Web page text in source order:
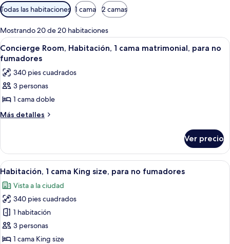
Filtros
disponibles
para
las
habitaciones
Todas las habitaciones 1 cama 2 camas
Mostrando 20 de 20 habitaciones
Abrir
todas
las
fotos
de
Concierge
Room,
cama
matrimonial,
para
no
fumadores
Habitación de hotel con una cama
19
Concierge Room, Habitación, 1 cama matrimonial, para no
fumadores
340 pies cuadrados
3 personas
1 cama doble
Más detalles
Más
Room,
Habitación,
1
matrimonial,
para
no
fumadores
Ver precio
Abrir
todas
las
fotos
de
Habitación,
1
Habitación de hotel con una cama
12
Habitación, 1 cama King size, para no fumadores
Vista a la ciudad
340 pies cuadrados
1 habitación
3 personas
1 cama King size